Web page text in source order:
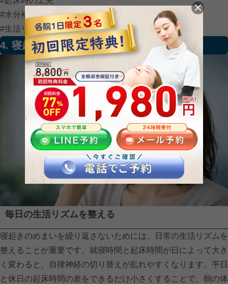
#水分補給の重要性
#生活リズム改善
4. 寝起きのめまいを防ぐための予防習慣
毎日の生活リズムを整える
寝起きのめまいを繰り返さないためには、日常の生活リズムを
整えることが重要です。就寝時間と起床時間が日によって大き
く変わると、自律神経の切り替えが乱れやすくなります。平日
と休日の起床時間の差をできるだけ小さくすることで、朝の体